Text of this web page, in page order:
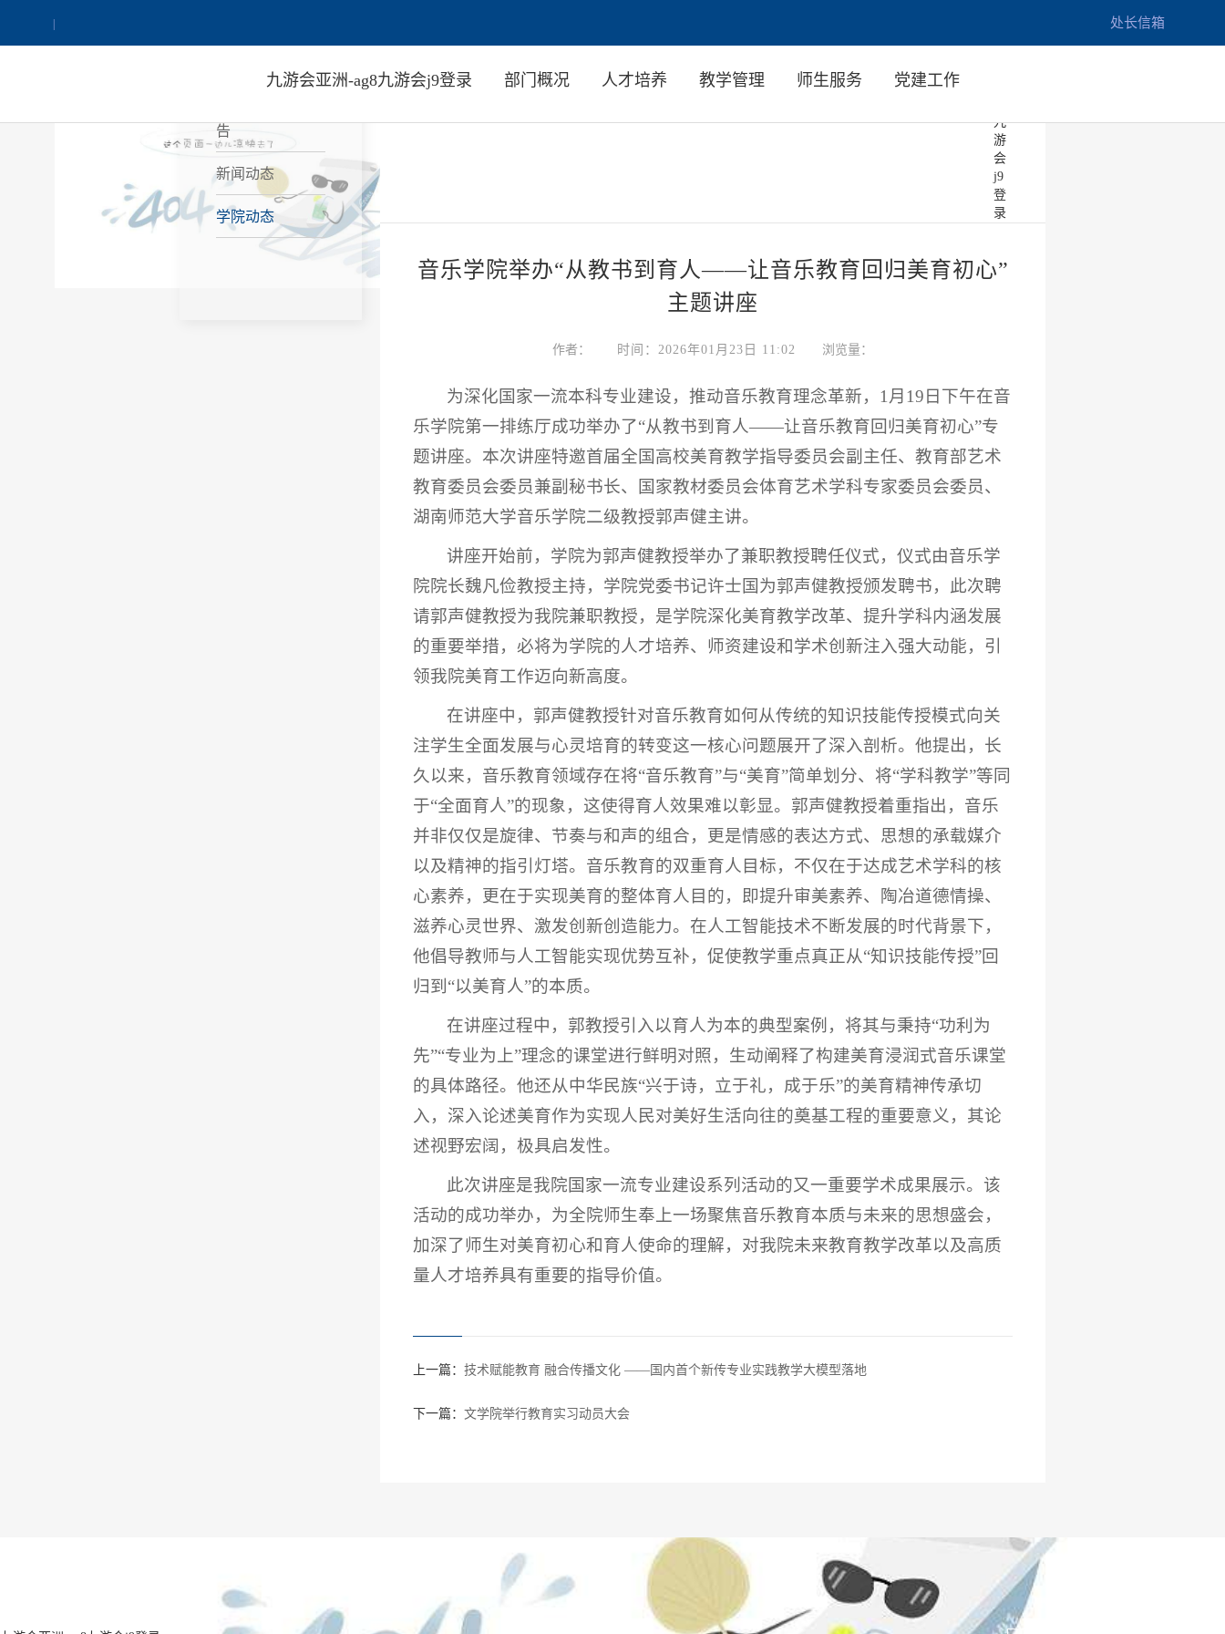
音乐学院举办“从教书到育人——让音乐教育回归美育初心”主题讲座-九游会亚洲
| 处长信箱
九游会亚洲-ag8九游会j9登录 部门概况 人才培养 教学管理 师生服务 党建工作
告
新闻动态
学院动态
会
九
游
会
j9
登
录
音乐学院举办“从教书到育人——让音乐教育回归美育初心”
主题讲座
作者： 时间：2026年01月23日 11:02 浏览量：
为深化国家一流本科专业建设，推动音乐教育理念革新，1月19日下午在音
乐学院第一排练厅成功举办了“从教书到育人——让音乐教育回归美育初心”专
题讲座。本次讲座特邀首届全国高校美育教学指导委员会副主任、教育部艺术
教育委员会委员兼副秘书长、国家教材委员会体育艺术学科专家委员会委员、
湖南师范大学音乐学院二级教授郭声健主讲。
讲座开始前，学院为郭声健教授举办了兼职教授聘任仪式，仪式由音乐学
院院长魏凡俭教授主持，学院党委书记许士国为郭声健教授颁发聘书，此次聘
请郭声健教授为我院兼职教授，是学院深化美育教学改革、提升学科内涵发展
的重要举措，必将为学院的人才培养、师资建设和学术创新注入强大动能，引
领我院美育工作迈向新高度。
在讲座中，郭声健教授针对音乐教育如何从传统的知识技能传授模式向关
注学生全面发展与心灵培育的转变这一核心问题展开了深入剖析。他提出，长
久以来，音乐教育领域存在将“音乐教育”与“美育”简单划分、将“学科教学”等同
于“全面育人”的现象，这使得育人效果难以彰显。郭声健教授着重指出，音乐
并非仅仅是旋律、节奏与和声的组合，更是情感的表达方式、思想的承载媒介
以及精神的指引灯塔。音乐教育的双重育人目标，不仅在于达成艺术学科的核
心素养，更在于实现美育的整体育人目的，即提升审美素养、陶冶道德情操、
滋养心灵世界、激发创新创造能力。在人工智能技术不断发展的时代背景下，
他倡导教师与人工智能实现优势互补，促使教学重点真正从“知识技能传授”回
归到“以美育人”的本质。
在讲座过程中，郭教授引入以育人为本的典型案例，将其与秉持“功利为
先”“专业为上”理念的课堂进行鲜明对照，生动阐释了构建美育浸润式音乐课堂
的具体路径。他还从中华民族“兴于诗，立于礼，成于乐”的美育精神传承切
入，深入论述美育作为实现人民对美好生活向往的奠基工程的重要意义，其论
述视野宏阔，极具启发性。
此次讲座是我院国家一流专业建设系列活动的又一重要学术成果展示。该
活动的成功举办，为全院师生奉上一场聚焦音乐教育本质与未来的思想盛会，
加深了师生对美育初心和育人使命的理解，对我院未来教育教学改革以及高质
量人才培养具有重要的指导价值。
上一篇： 技术赋能教育 融合传播文化 ——国内首个新传专业实践教学大模型落地
下一篇： 文学院举行教育实习动员大会